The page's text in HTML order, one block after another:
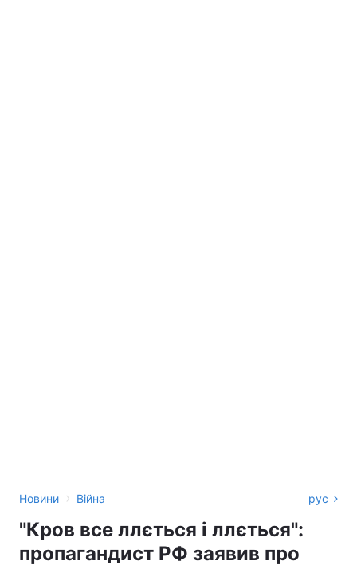
Новини › Війна рус
"Кров все ллється і ллється":
пропагандист РФ заявив про